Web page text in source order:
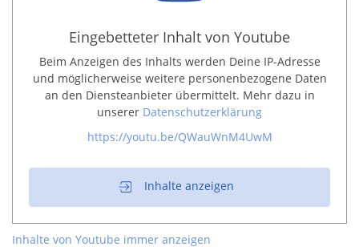
Eingebetteter Inhalt von Youtube
Beim Anzeigen des Inhalts werden Deine IP-Adresse
und möglicherweise weitere personenbezogene Daten
an den Diensteanbieter übermittelt. Mehr dazu in
unserer Datenschutzerklärung
https://youtu.be/QWauWnM4UwM
Inhalte anzeigen
Inhalte von Youtube immer anzeigen